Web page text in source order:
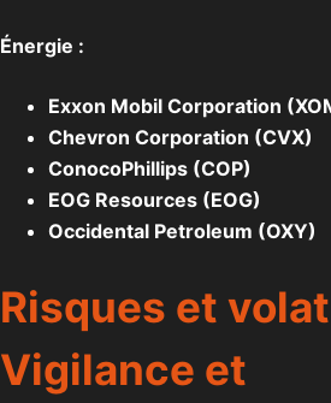
Énergie :
Exxon Mobil Corporation
Chevron Corporation (CVX)
ConocoPhillips (COP)
EOG Resources (EOG)
Occidental Petroleum (OXY)
Risques et
Vigilance et